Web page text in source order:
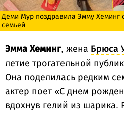
Деми Мур поздравила Эмму Хеминг
семьей
Эмма Хеминг, жена Брюса
летие трогательной
Она поделилась редким
актер поет «С днем
вдохнув гелий из шарика.